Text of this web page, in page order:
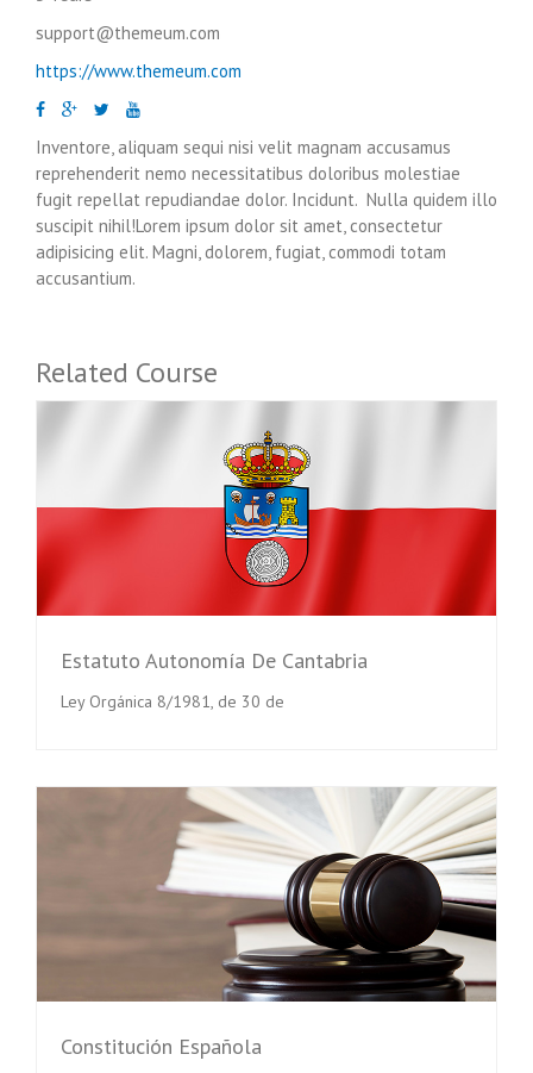
support@themeum.com
https://www.themeum.com
Inventore, aliquam sequi nisi velit magnam accusamus
reprehenderit nemo necessitatibus doloribus molestiae
fugit repellat repudiandae dolor. Incidunt. Nulla quidem illo
suscipit nihil!Lorem ipsum dolor sit amet, consectetur
adipisicing elit. Magni, dolorem, fugiat, commodi totam
accusantium.
Related Course
Estatuto Autonomía De Cantabria
Ley Orgánica 8/1981, de 30 de
Constitución Española